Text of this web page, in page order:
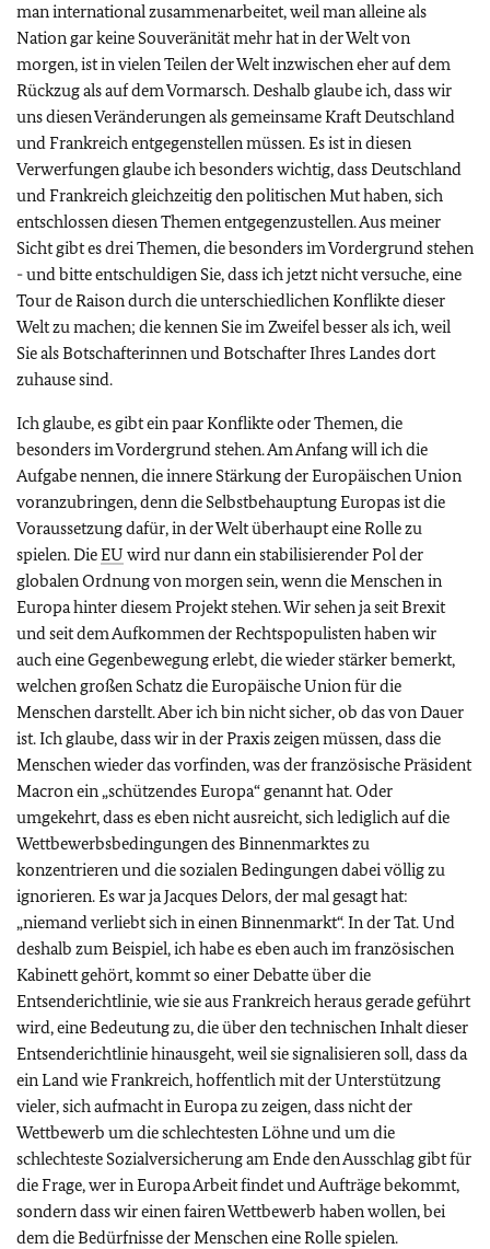
man international zusammenarbeitet, weil man alleine als
Nation gar keine Souveränität mehr hat in der Welt von
morgen, ist in vielen Teilen der Welt inzwischen eher auf dem
Rückzug als auf dem Vormarsch. Deshalb glaube ich, dass wir
uns diesen Veränderungen als gemeinsame Kraft Deutschland
und Frankreich entgegenstellen müssen. Es ist in diesen
Verwerfungen glaube ich besonders wichtig, dass Deutschland
und Frankreich gleichzeitig den politischen Mut haben, sich
entschlossen diesen Themen entgegenzustellen. Aus meiner
Sicht gibt es drei Themen, die besonders im Vordergrund stehen
- und bitte entschuldigen Sie, dass ich jetzt nicht versuche, eine
Tour de Raison durch die unterschiedlichen Konflikte dieser
Welt zu machen; die kennen Sie im Zweifel besser als ich, weil
Sie als Botschafterinnen und Botschafter Ihres Landes dort
zuhause sind.
Ich glaube, es gibt ein paar Konflikte oder Themen, die
besonders im Vordergrund stehen. Am Anfang will ich die
Aufgabe nennen, die innere Stärkung der Europäischen Union
voranzubringen, denn die Selbstbehauptung Europas ist die
Voraussetzung dafür, in der Welt überhaupt eine Rolle zu
spielen. DieEU wird nur dann ein stabilisierender Pol der
globalen Ordnung von morgen sein, wenn die Menschen in
Europa hinter diesem Projekt stehen. Wir sehen ja seit Brexit
und seit dem Aufkommen der Rechtspopulisten haben wir
auch eine Gegenbewegung erlebt, die wieder stärker bemerkt,
welchen großen Schatz die Europäische Union für die
Menschen darstellt. Aber ich bin nicht sicher, ob das von Dauer
ist. Ich glaube, dass wir in der Praxis zeigen müssen, dass die
Menschen wieder das vorfinden, was der französische Präsident
Macron ein „schützendes Europa“ genannt hat. Oder
umgekehrt, dass es eben nicht ausreicht, sich lediglich auf die
Wettbewerbsbedingungen des Binnenmarktes zu
konzentrieren und die sozialen Bedingungen dabei völlig zu
ignorieren. Es war ja Jacques Delors, der mal gesagt hat:
„niemand verliebt sich in einen Binnenmarkt“. In der Tat. Und
deshalb zum Beispiel, ich habe es eben auch im französischen
Kabinett gehört, kommt so einer Debatte über die
Entsenderichtlinie, wie sie aus Frankreich heraus gerade geführt
wird, eine Bedeutung zu, die über den technischen Inhalt dieser
Entsenderichtlinie hinausgeht, weil sie signalisieren soll, dass da
ein Land wie Frankreich, hoffentlich mit der Unterstützung
vieler, sich aufmacht in Europa zu zeigen, dass nicht der
Wettbewerb um die schlechtesten Löhne und um die
schlechteste Sozialversicherung am Ende den Ausschlag gibt für
die Frage, wer in Europa Arbeit findet und Aufträge bekommt,
sondern dass wir einen fairen Wettbewerb haben wollen, bei
dem die Bedürfnisse der Menschen eine Rolle spielen.